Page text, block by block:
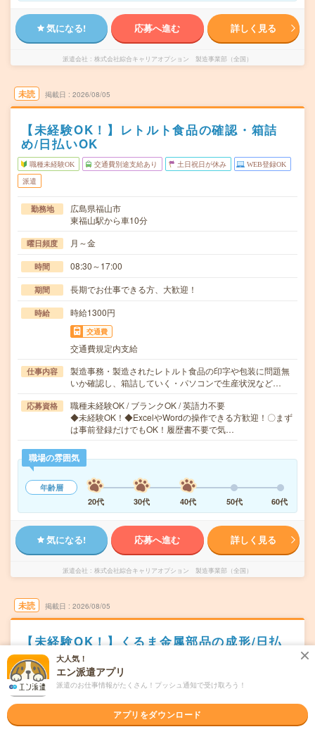
気になる! 応募へ進む 詳しく見る
派遣会社 株式会社綜合キャリアオプション 製造事業部（全国）
未読 掲載日 2026/08/05
【未経験OK！】レトルト食品の確認・箱詰
め/日払いOK
職種未経験OK 交通費別途支給あり 土日祝日が休み WEB登録OK
派遣
勤務地
広島県福山市
東福山駅から車10分
曜日頻度 月～金
時間 08:30～17:00
期間 長期でお仕事できる方、大歓迎！
時給 時給1300円
交通費
交通費規定内支給
仕事内容
製造事務・製造されたレトルト食品の印字や包装に問題無
いか確認し、箱詰していく・パソコンで生産状況など…
応募資格
職種未経験OK / ブランクOK / 英語力不要
◆未経験OK！◆ExcelやWordの操作できる方歓迎！〇まず
は事前登録だけでもOK！履歴書不要で気…
職場の雰囲気
年齢層
20代
30代 40代 50代 60代
気になる! 応募へ進む 詳しく見る
派遣会社 株式会社綜合キャリアオプション 製造事業部（全国）
未読 掲載日 2026/08/05
【未経験OK！】くるま金属部品の成形/日払
いOK
職種未経験OK 交通費別途支給あり
派遣
広島市安佐北区
大人気！
エン派遣アプリ
派遣のお仕事情報がたくさん！プッシュ通知で受け取ろう！
アプリをダウンロード